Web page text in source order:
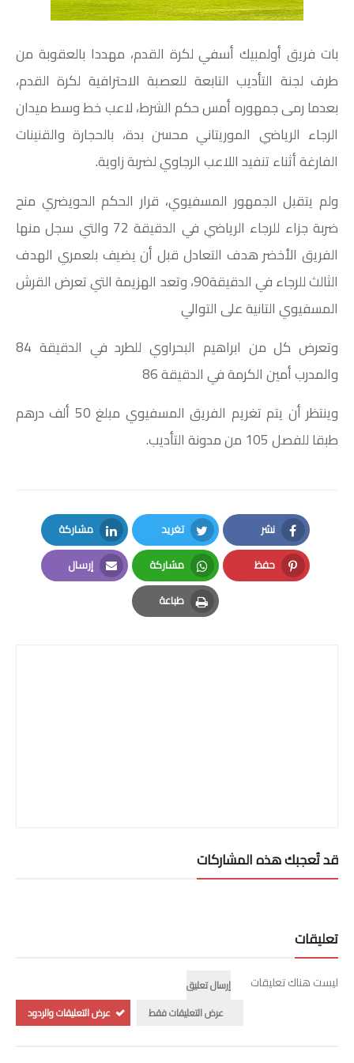
بات فريق أولمبيك أسفي لكرة القدم، مهددا بالعقوبة من
طرف لجنة التأديب التابعة للعصبة الاحترافية لكرة القدم،
بعدما رمى جمهوره أمس حكم الشرط، لاعب خط وسط ميدان
الرجاء الرياضي الموريتاني محسن بدة، بالحجارة والقنينات
الفارغة أثناء تنفيد اللاعب الرجاوي لضربة زاوية.
ولم يتقبل الجمهور المسفيوي، قرار الحكم الحويضري منح
ضربة جزاء للرجاء الرياضي في الدقيقة 72 والتي سجل منها
الفريق الأخضر هدف التعادل قبل أن يضيف بلعمري الهدف
الثالث للرجاء في الدقيقة90، وتعد الهزيمة التي تعرض القرش
المسفيوي التانية على التوالي
وتعرض كل من ابراهيم البحراوي للطرد في الدقيقة 84
والمدرب أمين الكرمة في الدقيقة 86
وينتظر أن يتم تغريم الفريق المسفيوي مبلغ 50 ألف درهم
طبقا للفصل 105 من مدونة التأديب.
نشر
Facebook
تغريد
Twitter
مشاركة
LinkedIn
حفظ
Pinterest
مشاركة
Whatsapp
إرسال
Email
طباعة
Print
قد تُعجبك هذه المشاركات
تعليقات
ليست هناك تعليقات
إرسال تعليق
عرض التعليقات فقط
عرض التعليقات والردود